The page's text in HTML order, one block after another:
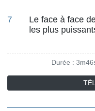
7
Le face à face
les plus
Durée :